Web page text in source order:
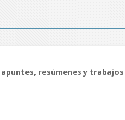
apuntes, resúmenes y trabajos